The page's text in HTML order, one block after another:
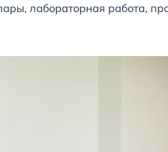
лабораторная работа,